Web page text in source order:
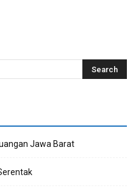
Jawa Barat